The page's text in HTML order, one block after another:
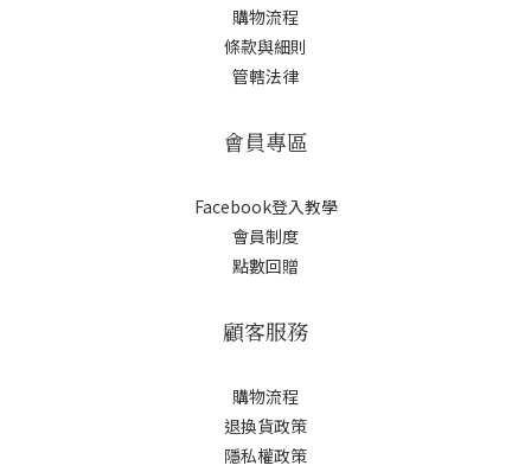
購物流程
條款與細則
管轄法律
會員專區
Facebook登入教學
會員制度
點數回贈
顧客服務
購物流程
退換貨政策
隱私權政策